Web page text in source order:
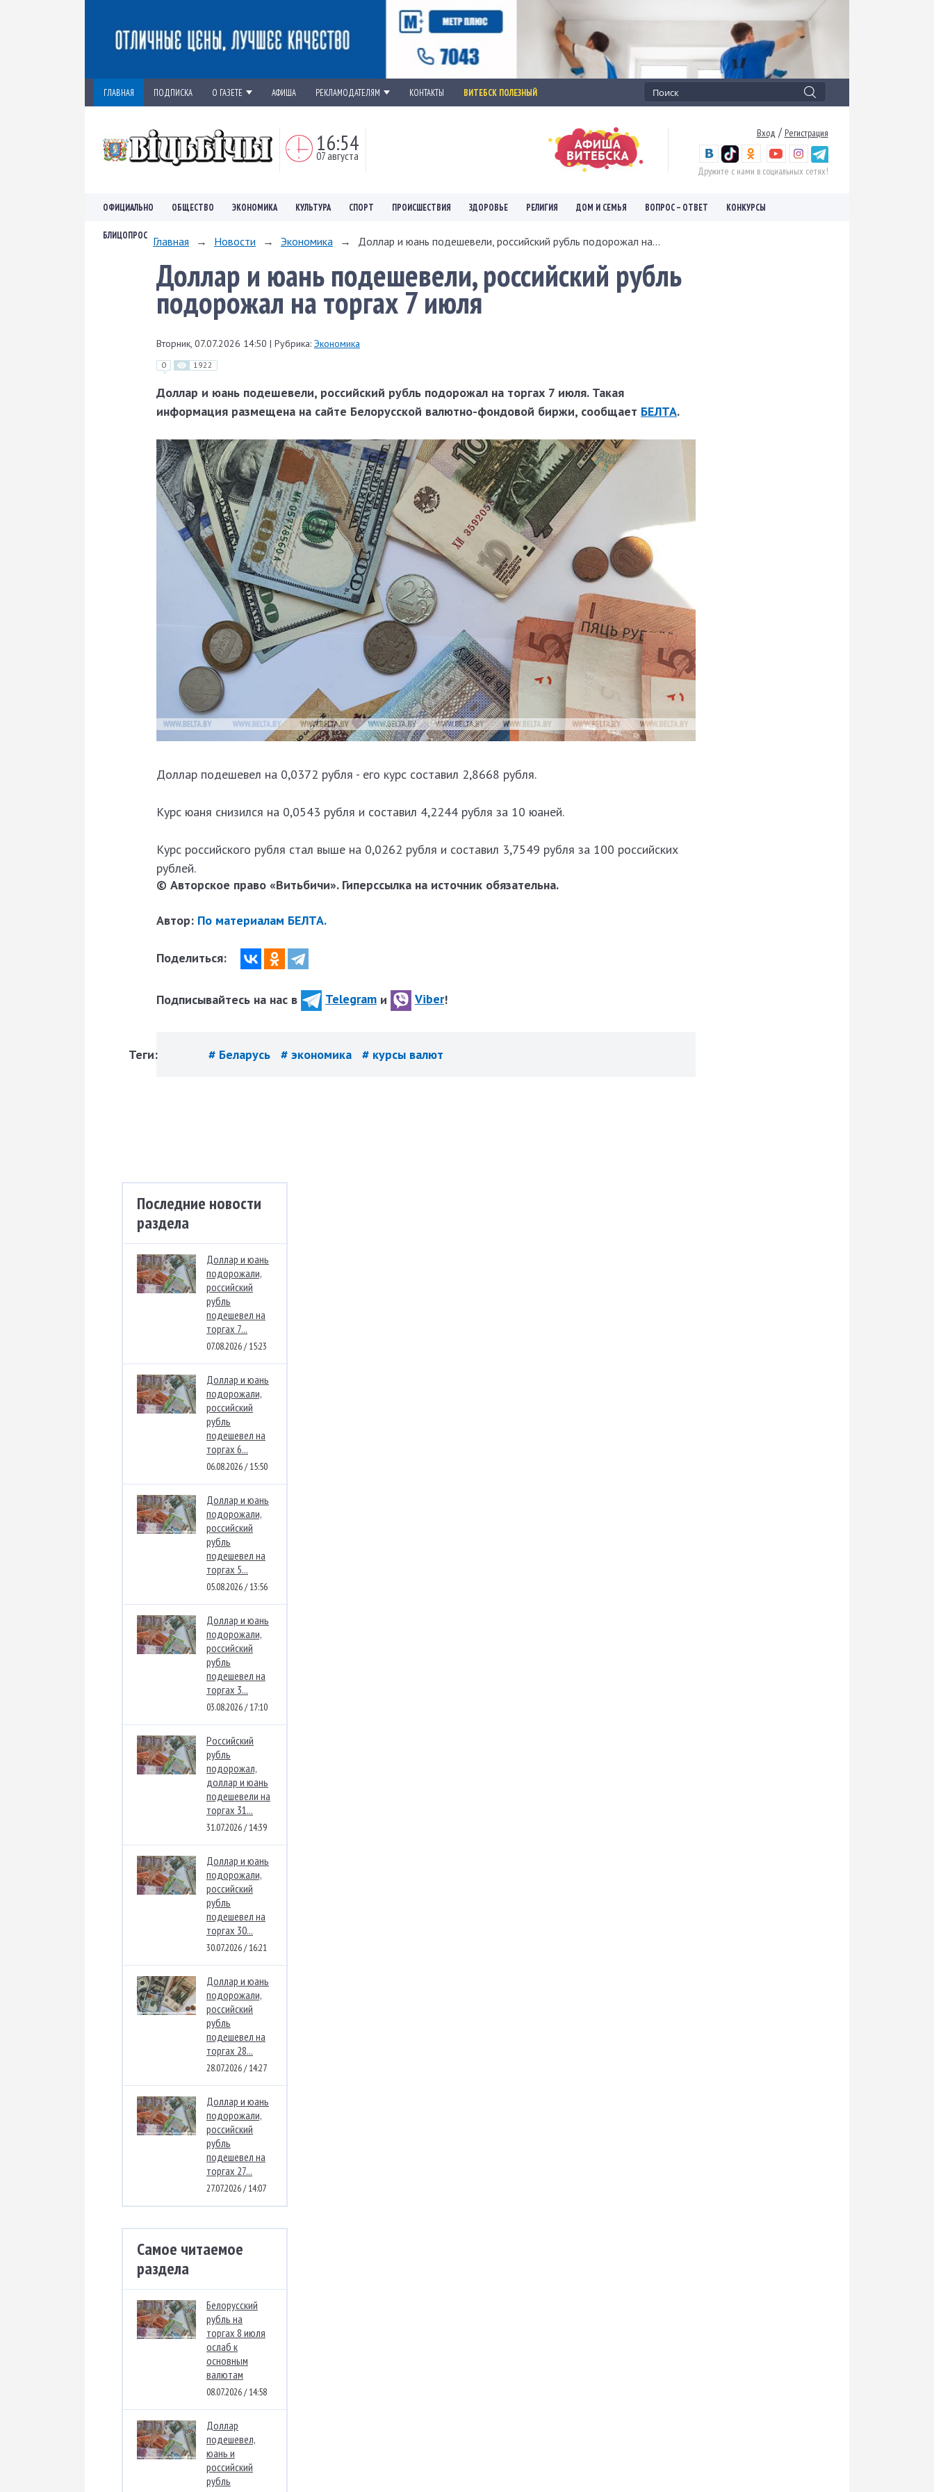
ГЛАВНАЯ ПОДПИСКА О ГАЗЕТЕ АФИША РЕКЛАМОДАТЕЛЯМ КОНТАКТЫ ВИТЕБСК ПОЛЕЗНЫЙ
16:54
07 августа
Вход / Регистрация
Дружите с нами в социальных сетях!
ОФИЦИАЛЬНО ОБЩЕСТВО ЭКОНОМИКА КУЛЬТУРА СПОРТ ПРОИСШЕСТВИЯ ЗДОРОВЬЕ РЕЛИГИЯ ДОМ И СЕМЬЯ ВОПРОС – ОТВЕТ КОНКУРСЫ
БЛИЦОПРОС Главная → Новости → Экономика → Доллар и юань подешевели, российский рубль подорожал на...
Доллар и юань подешевели, российский рубль
подорожал на торгах 7 июля
Вторник, 07.07.2026 14:50 | Рубрика: Экономика
0 1922
Доллар и юань подешевели, российский рубль подорожал на торгах 7 июля. Такая
информация размещена на сайте Белорусской валютно-фондовой биржи, сообщает БЕЛТА.
Доллар подешевел на 0,0372 рубля - его курс составил 2,8668 рубля.
Курс юаня снизился на 0,0543 рубля и составил 4,2244 рубля за 10 юаней.
Курс российского рубля стал выше на 0,0262 рубля и составил 3,7549 рубля за 100 российских
рублей.
© Авторское право «Витьбичи». Гиперссылка на источник обязательна.
Автор: По материалам БЕЛТА.
Поделиться:
Подписывайтесь на нас в Telegram и Viber!
Теги: # Беларусь # экономика # курсы валют
Последние новости
раздела
Доллар и юань
подорожали,
российский
рубль
подешевел на
торгах 7...
07.08.2026 / 15:23
Доллар и юань
подорожали,
российский
рубль
подешевел на
торгах 6...
06.08.2026 / 15:50
Доллар и юань
подорожали,
российский
рубль
подешевел на
торгах 5...
05.08.2026 / 13:56
Доллар и юань
подорожали,
российский
рубль
подешевел на
торгах 3...
03.08.2026 / 17:10
Российский
рубль
подорожал,
доллар и юань
подешевели на
торгах 31...
31.07.2026 / 14:39
Доллар и юань
подорожали,
российский
рубль
подешевел на
торгах 30...
30.07.2026 / 16:21
Доллар и юань
подорожали,
российский
рубль
подешевел на
торгах 28...
28.07.2026 / 14:27
Доллар и юань
подорожали,
российский
рубль
подешевел на
торгах 27...
27.07.2026 / 14:07
Самое читаемое
раздела
Белорусский
рубль на
торгах 8 июля
ослаб к
основным
валютам
08.07.2026 / 14:58
Доллар
подешевел,
юань и
российский
рубль